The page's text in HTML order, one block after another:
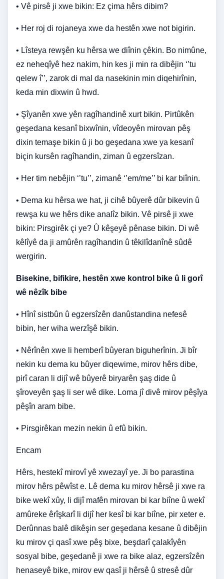
• Vê pirsê ji xwe bikin: Ez çima hêrs dibim?
• Her roj di rojaneya xwe da hestên xwe not bigirin.
• Lîsteya rewşên ku hêrsa we diînin çêkin. Bo nimûne,
ez neheqîyê hez nakim, hin kes ji min ra dibêjin ‘’tu
qelew î’’, zarok di mal da nasekinin min diqehirînin,
keda min dixwin û hwd.
• Şîyanên xwe yên ragîhandinê xurt bikin. Pirtûkên
geşedana kesanî bixwînin, vîdeoyên mirovan pêş
dixin temaşe bikin û ji bo geşedana xwe ya kesanî
biçin kursên ragîhandin, ziman û egzersîzan.
• Her tim nebêjin ‘’tu’’, zimanê ‘’em/me’’ bi kar biînin.
• Dema ku hêrsa we hat, ji cihê bûyerê dûr bikevin û
rewşa ku we hêrs dike analîz bikin. Vê pirsê ji xwe
bikin: Pirsgirêk çi ye? Û kêşeyê pênase bikin. Di wê
kêlîyê da ji amûrên ragîhandin û têkilîdanînê sûdê
wergirin.
Bisekine, bifikire, hestên xwe kontrol bike û li gorî
wê nêzîk bibe
• Hînî sistbûn û egzersîzên danûstandina nefesê
bibin, her wiha werzîşê bikin.
• Nêrînên xwe li hemberî bûyeran biguherînin. Ji bîr
nekin ku dema ku bûyer diqewime, mirov hêrs dibe,
pirî caran li dijî wê bûyerê biryarên şaş dide û
şîroveyên şaş li ser wê dike. Loma jî divê mirov pêşîya
pêşîn aram bibe.
• Pirsgirêkan mezin nekin û efû bikin.
Encam
Hêrs, hestekî mirovî yê xwezayî ye. Ji bo parastina
mirov hêrs pêwîst e. Lê dema ku mirov hêrsê ji xwe ra
bike wekî xûy, li dijî mafên mirovan bi kar biîne û wekî
amûreke êrîşkarî li dijî her kesî bi kar biîne, pir xeter e.
Derûnnas balê dikêşin ser geşedana kesane û dibêjin
ku mirov çi qasî xwe pêş bixe, beşdarî çalakîyên
sosyal bibe, geşedanê ji xwe ra bike alaz, egzersîzên
henaseyê bike, mirov ew qasî ji hêrsê û stresê dûr